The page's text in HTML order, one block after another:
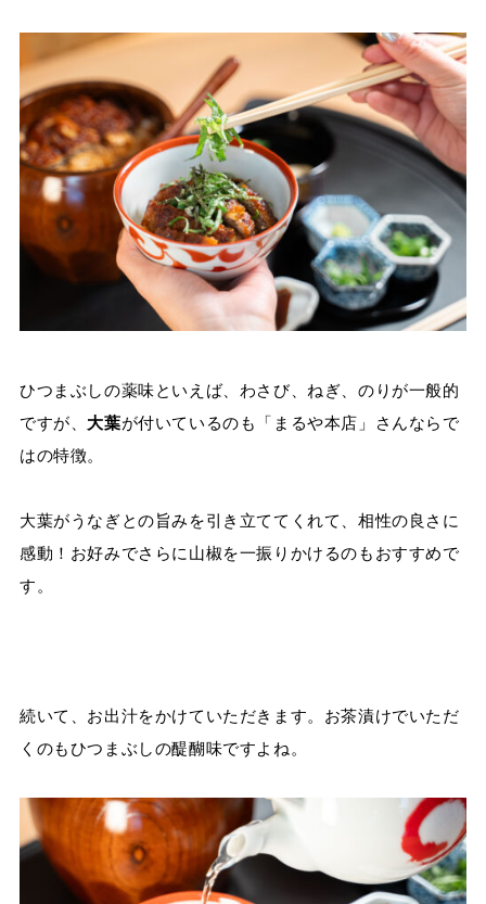
ひつまぶしの薬味といえば、わさび、ねぎ、のりが一般的
ですが、 大葉が付いているのも「まるや本店」さんならで
はの特徴。
大葉がうなぎとの旨みを引き立ててくれて、相性の良さに
感動！お好みでさらに山椒を一振りかけるのもおすすめで
す。
続いて、お出汁をかけていただきます。 お茶漬けでいただ
くのもひつまぶしの醍醐味ですよね。